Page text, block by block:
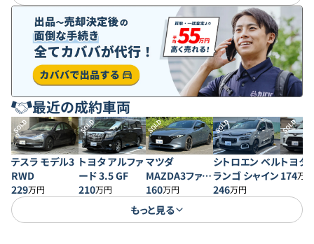
最近の成約車両
SOLD
テスラ モデル3
RWD
229万円
SOLD
トヨタ アルファ
ード 3.5 GF
210万円
SOLD
マツダ
MAZDA3ファス
トバック 20S プ
ロアクティブ
160万円
SOLD
シトロエン ベル
ランゴ シャイン
246万円
SOLD
トヨタ
174万円
もっと見る